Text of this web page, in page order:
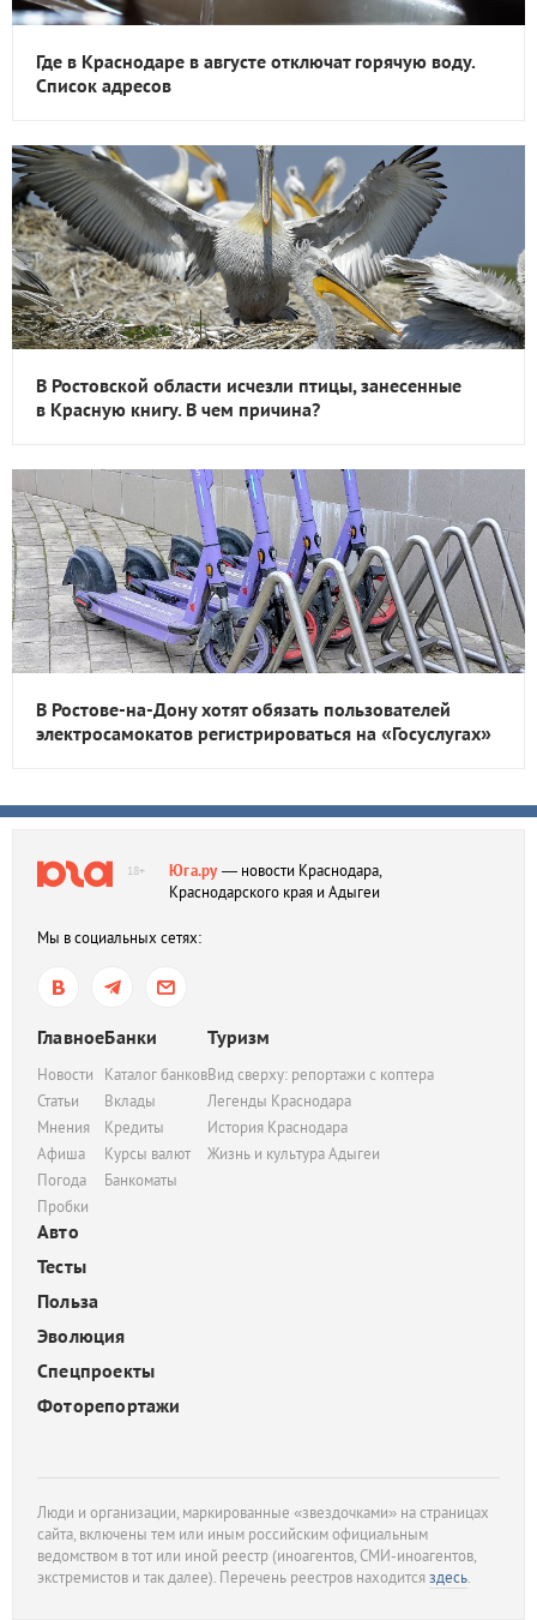
Где в Краснодаре в августе отключат горячую воду.
Список адресов
В Ростовской области исчезли птицы, занесенные
в Красную книгу. В чем причина?
В Ростове-на-Дону хотят обязать пользователей
электросамокатов регистрироваться на «Госуслугах»
18+ Юга.ру— новости Краснодара,
Краснодарского края и Адыгеи
Мы в социальных сетях:
Главное
Новости
Статьи
Мнения
Афиша
Погода
Пробки
Банки
Каталог банков
Вклады
Кредиты
Курсы валют
Банкоматы
Туризм
Вид сверху: репортажи с коптера
Легенды Краснодара
История Краснодара
Жизнь и культура Адыгеи
Авто
Тесты
Польза
Эволюция
Спецпроекты
Фоторепортажи
Люди и организации, маркированные «звездочками» на страницах
сайта, включены тем или иным российским официальным
ведомством в тот или иной реестр (иноагентов, СМИ-иноагентов,
экстремистов и так далее). Перечень реестров находитсяздесь.